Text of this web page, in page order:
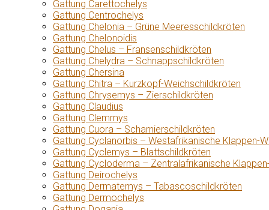
Gattung Carettochelys
Gattung Centrochelys
Gattung Chelonia – Grüne Meeresschildkröten
Gattung Chelonoidis
Gattung Chelus – Fransenschildkröten
Gattung Chelydra – Schnappschildkröten
Gattung Chersina
Gattung Chitra – Kurzkopf-Weichschildkröten
Gattung Chrysemys – Zierschildkröten
Gattung Claudius
Gattung Clemmys
Gattung Cuora – Scharnierschildkröten
Gattung Cyclanorbis – Westafrikanische Klappen-
Gattung Cyclemys – Blattschildkröten
Gattung Cycloderma – Zentralafrikanische
Gattung Deirochelys
Gattung Dermatemys – Tabascoschildkröten
Gattung Dermochelys